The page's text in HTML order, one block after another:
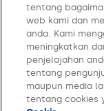
tentang
web kami dan
anda. Kami
meningkatkan
penjelajahan
tentang
maupun media
tentang cookies